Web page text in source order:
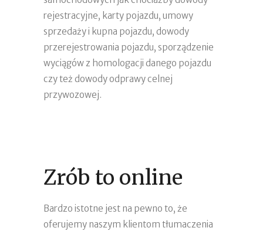
rejestracyjne, karty pojazdu, umowy
sprzedaży i kupna pojazdu, dowody
przerejestrowania pojazdu, sporządzenie
wyciągów z homologacji danego pojazdu
czy też dowody odprawy celnej
przywozowej.
Zrób to online
Bardzo istotne jest na pewno to, że
oferujemy naszym klientom tłumaczenia